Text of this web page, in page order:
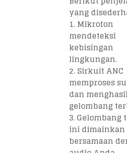
yang
1. Mikrofon
mendeteksi
kebisingan
lingkungan.
2. Sirkuit ANC
memproses
dan
gelombang
3. Gelombang
ini dimainkan
bersamaan